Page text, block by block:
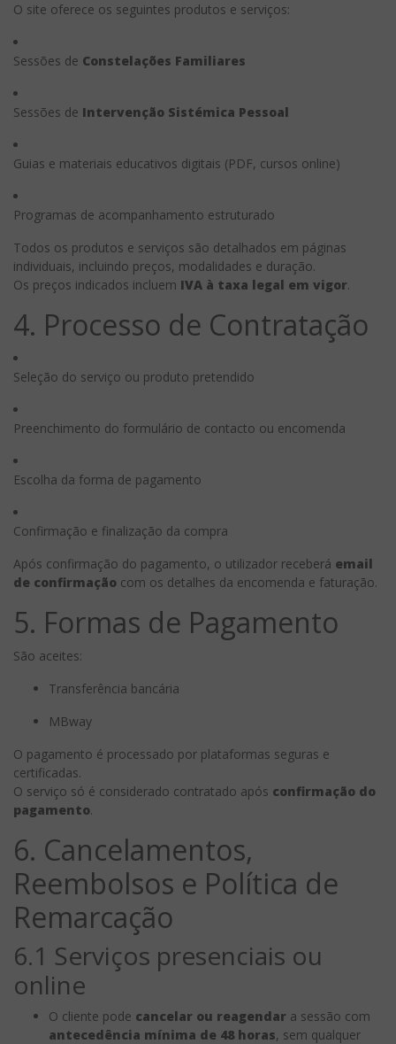
O site oferece os seguintes produtos e serviços:
Sessões de Constelações Familiares
Sessões de Intervenção Sistémica Pessoal
Guias e materiais educativos digitais (PDF, cursos online)
Programas de acompanhamento estruturado
Todos os produtos e serviços são detalhados em páginas
individuais, incluindo preços, modalidades e duração.
Os preços indicados incluem IVA à taxa legal em vigor.
4. Processo de Contratação
Seleção do serviço ou produto pretendido
Preenchimento do formulário de contacto ou encomenda
Escolha da forma de pagamento
Confirmação e finalização da compra
Após confirmação do pagamento, o utilizador receberá email
de confirmação com os detalhes da encomenda e faturação.
5. Formas de Pagamento
São aceites:
Transferência bancária
MBway
O pagamento é processado por plataformas seguras e
certificadas.
O serviço só é considerado contratado após confirmação do
pagamento.
6. Cancelamentos,
Reembolsos e Política de
Remarcação
6.1 Serviços presenciais ou
online
O cliente pode cancelar ou reagendar a sessão com
antecedência mínima de 48 horas, sem qualquer